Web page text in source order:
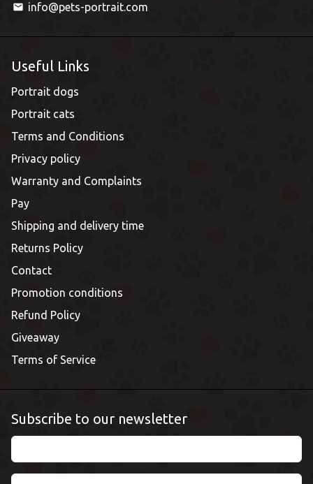
email info@pets-portrait.com
Useful Links
Portrait dogs
Portrait cats
Terms and Conditions
Privacy policy
Warranty and Complaints
Pay
Shipping and delivery time
Returns Policy
Contact
Promotion conditions
Refund Policy
Giveaway
Terms of Service
Subscribe to our newsletter